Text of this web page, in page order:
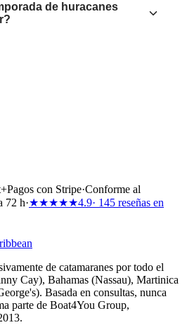
de huracanes
+Pagos con Stripe·Conforme al
72 h·★★★★★4.9· 145 reseñas en
de catamaranes por todo el
Cay), Bahamas (Nassau), Martinica
Basada en consultas, nunca
parte de Boat4You Group,